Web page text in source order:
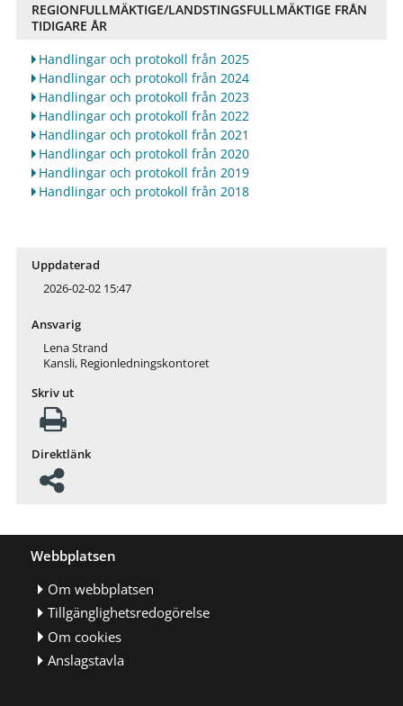
REGIONFULLMÄKTIGE/LANDSTINGSFULLMÄKTIGE FRÅN
TIDIGARE ÅR
Handlingar och protokoll från 2025
Handlingar och protokoll från 2024
Handlingar och protokoll från 2023
Handlingar och protokoll från 2022
Handlingar och protokoll från 2021
Handlingar och protokoll från 2020
Handlingar och protokoll från 2019
Handlingar och protokoll från 2018
Uppdaterad
2026-02-02 15:47
Ansvarig
Lena Strand
Kansli, Regionledningskontoret
Skriv ut
Direktlänk
Webbplatsen
Om webbplatsen
Tillgänglighetsredogörelse
Om cookies
Anslagstavla